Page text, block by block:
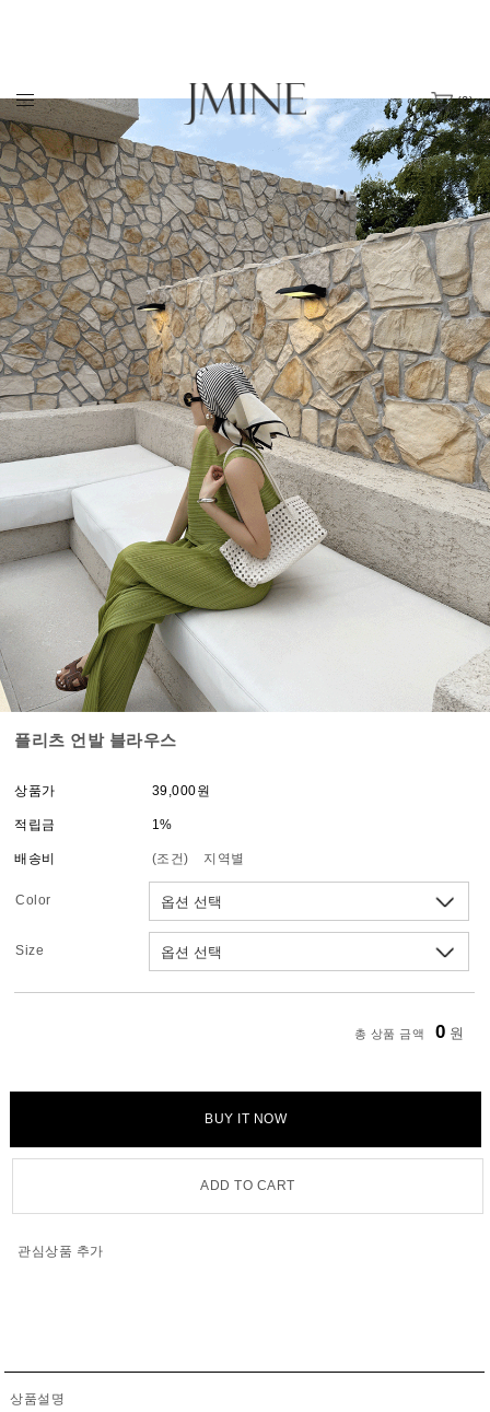
(0)
플리츠 언발 블라우스
상품가 39,000원
적립금 1%
배송비 (조건) 지역별
Color
Size
총 상품 금액 0 원
BUY IT NOW
ADD TO CART
관심상품 추가
상품설명